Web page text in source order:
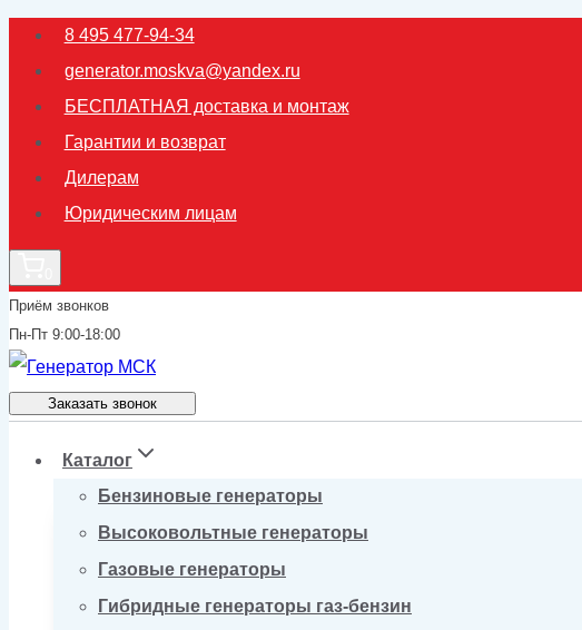
Перейти
содержимому
8 495 477-94-34
generator.moskva@yandex.ru
БЕСПЛАТНАЯ доставка и монтаж
Гарантии и возврат
Дилерам
Юридическим лицам
Приём звонков
Пн-Пт 9:00-18:00
Заказать звонок
Каталог
Бензиновые генераторы
Высоковольтные генераторы
Газовые генераторы
Гибридные генераторы газ-бензин